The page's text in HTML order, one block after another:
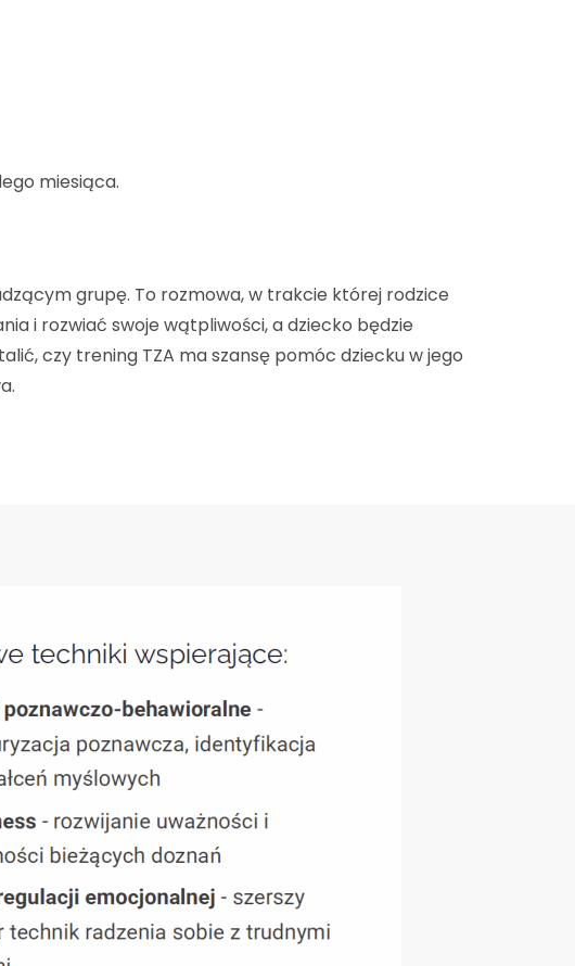
miesiąca.
grupę. To rozmowa, w trakcie której rodzice
i rozwiać swoje wątpliwości, a dziecko będzie
czy trening TZA ma szansę pomóc dziecku w jego